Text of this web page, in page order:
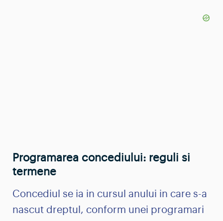
Programarea concediului: reguli si
termene
Concediul se ia in cursul anului in care s-a
nascut dreptul, conform unei programari